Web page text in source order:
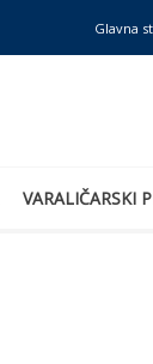
Glavna
VARALIČARSKI